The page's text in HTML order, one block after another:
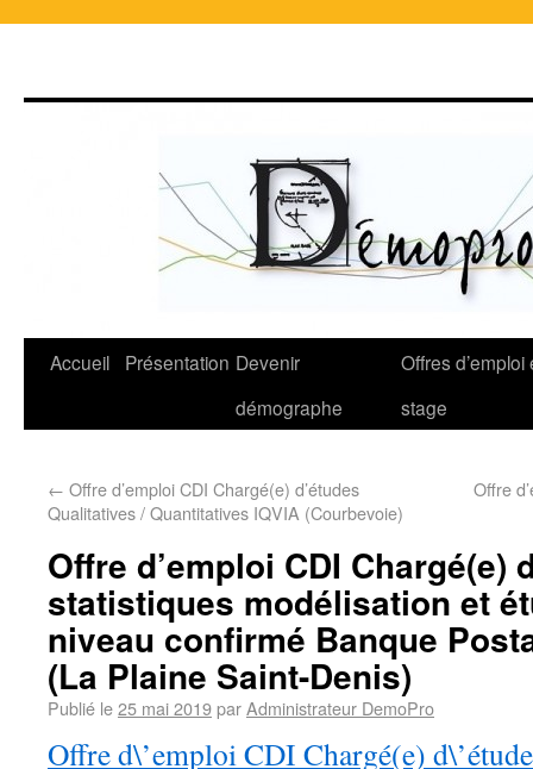
Accueil Présentation Devenir
démographe
Offres d’emploi
stage
← Offre d’emploi CDI Chargé(e) d’études
Qualitatives / Quantitatives IQVIA (Courbevoie)
Offre
Offre d’emploi CDI Chargé(e)
statistiques modélisation et
niveau confirmé Banque
(La Plaine Saint-Denis)
Publié le25 mai 2019parAdministrateur DemoPro
Offre d\’emploi CDI Chargé(e)